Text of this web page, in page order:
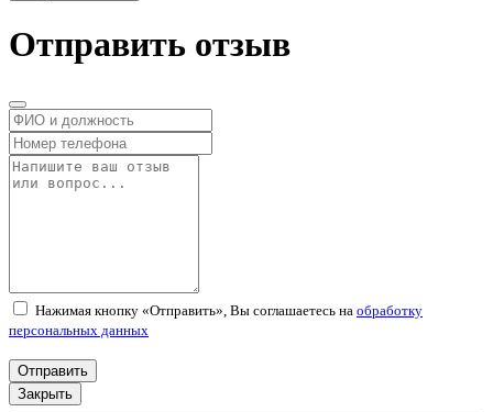
Отправить отзыв
Нажимая кнопку «Отправить», Вы соглашаетесь на обработку
персональных данных
Отправить
Закрыть